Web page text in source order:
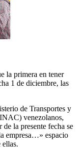
la primera en tener
1 de diciembre, las
de Transportes y
venezolanos,
la presente fecha se
empresa…» espacio
ellas.